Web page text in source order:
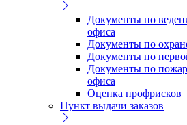
Документы по
офиса
Документы по
Документы по
Документы по
офиса
Оценка профрисков
Пункт выдачи заказов